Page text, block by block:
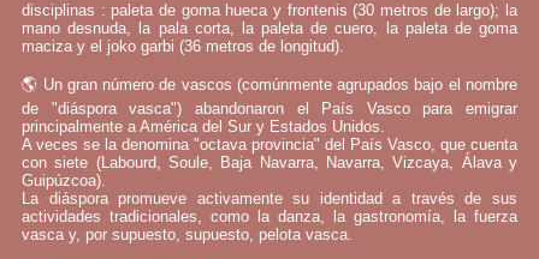
disciplinas : paleta de goma hueca y frontenis (30 metros de largo); la
mano desnuda, la pala corta, la paleta de cuero, la paleta de goma
maciza y el joko garbi (36 metros de longitud).
🌎 Un gran número de vascos (comúnmente agrupados bajo el nombre
de "diáspora vasca") abandonaron el País Vasco para emigrar
principalmente a América del Sur y Estados Unidos.
A veces se la denomina "octava provincia" del País Vasco, que cuenta
con siete (Labourd, Soule, Baja Navarra, Navarra, Vizcaya, Álava y
Guipúzcoa).
La diáspora promueve activamente su identidad a través de sus
actividades tradicionales, como la danza, la gastronomía, la fuerza
vasca y, por supuesto, supuesto, pelota vasca.